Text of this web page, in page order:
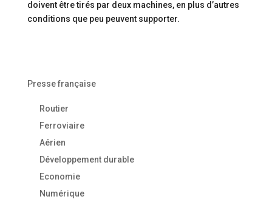
doivent être tirés par deux machines, en plus d’autres
conditions que peu peuvent supporter.
Presse française
Routier
Ferroviaire
Aérien
Développement durable
Economie
Numérique